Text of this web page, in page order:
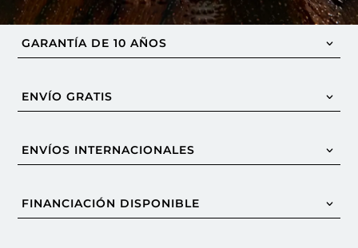
GARANTÍA DE 10 AÑOS
ENVÍO GRATIS
ENVÍOS INTERNACIONALES
FINANCIACIÓN DISPONIBLE